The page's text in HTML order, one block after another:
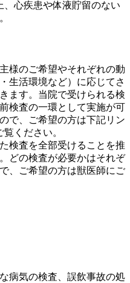
、心疾患や体液貯留のない
様のご希望やそれぞれの動
生活環境など）に応じてさ
ます。当院で受けられる検
検査の一環として実施が可
で、ご希望の方は下記リン
ください。
検査を全部受けることを推
どの検査が必要かはそれぞ
、ご希望の方は獣医師にご
病気の検査、誤飲事故の処